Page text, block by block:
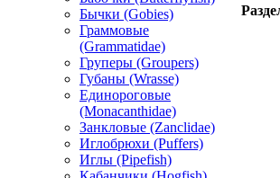
Бычки (Gobies)
Граммовые
(Grammatidae)
Груперы (Groupers)
Губаны (Wrasse)
Единороговые
(Monacanthidae)
Занкловые (Zanclidae)
Иглобрюхи (Puffers)
Иглы (Pipefish)